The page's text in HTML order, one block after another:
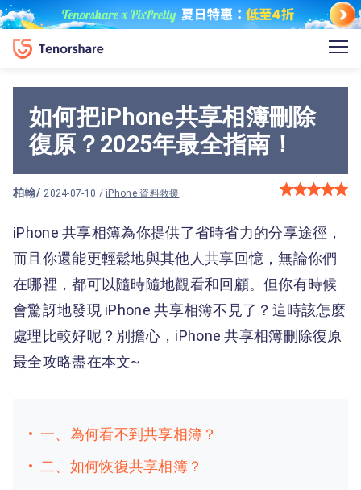
如何把iPhone共享相簿刪除
復原？2025年最全指南！
柏翰/ 2024-07-10 / iPhone 資料救援
iPhone 共享相簿為你提供了省時省力的分享途徑，
而且你還能更輕鬆地與其他人共享回憶，無論你們
在哪裡，都可以隨時隨地觀看和回顧。但你有時候
會驚訝地發現 iPhone 共享相簿不見了？這時該怎麼
處理比較好呢？別擔心，iPhone 共享相簿刪除復原
最全攻略盡在本文~
一、為何看不到共享相簿？
二、如何恢復共享相簿？